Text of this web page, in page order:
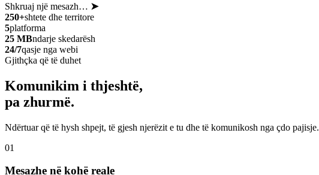
Shkruaj një mesazh… ➤
250+shtete dhe territore
5platforma
25 MBndarje skedarësh
24/7qasje nga webi
Gjithçka që të duhet
Komunikim i thjeshtë,
pa zhurmë.
Ndërtuar që të hysh shpejt, të gjesh njerëzit e tu dhe të komunikosh nga çdo pajisje.
01
Mesazhe në kohë reale